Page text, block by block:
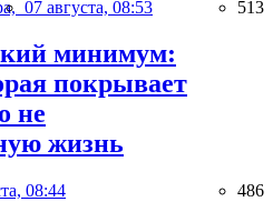
07 августа, 08:53 513
минимум:
покрывает
не
жизнь
08:44 486